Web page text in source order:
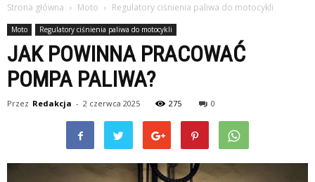
Strona główna Moto Regulatory ciśnienia paliwa do motocykli
Moto Regulatory ciśnienia paliwa do motocykli
JAK POWINNA PRACOWAĆ
POMPA PALIWA?
Przez Redakcja - 2 czerwca 2025 275 0